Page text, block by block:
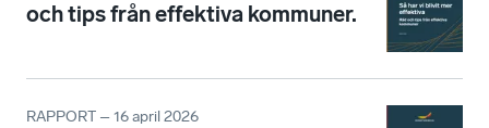
och tips från effektiva kommuner.
RAPPORT – 16 april 2026